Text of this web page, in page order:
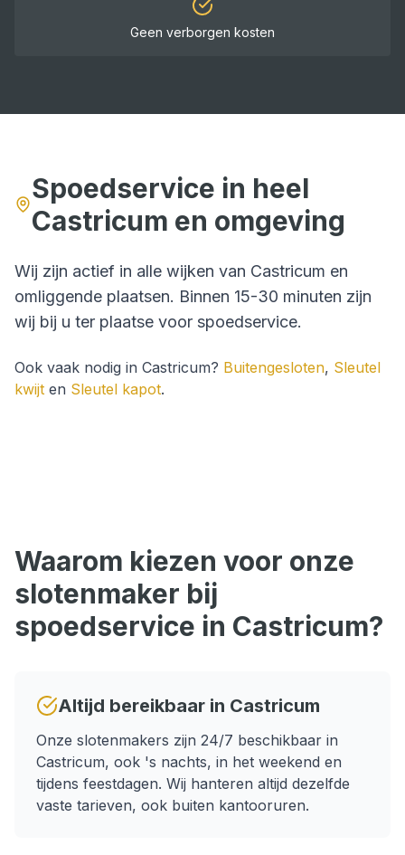
Geen verborgen kosten
Spoedservice in heel
Castricum en omgeving
Wij zijn actief in alle wijken van Castricum en
omliggende plaatsen. Binnen 15-30 minuten zijn
wij bij u ter plaatse voor spoedservice.
Ook vaak nodig in Castricum? Buitengesloten, Sleutel
kwijt en Sleutel kapot.
Waarom kiezen voor onze
slotenmaker bij
spoedservice in Castricum?
Altijd bereikbaar in Castricum
Onze slotenmakers zijn 24/7 beschikbaar in
Castricum, ook 's nachts, in het weekend en
tijdens feestdagen. Wij hanteren altijd dezelfde
vaste tarieven, ook buiten kantooruren.